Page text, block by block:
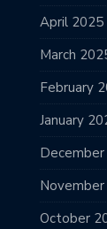
April 2025
March
February
January
October